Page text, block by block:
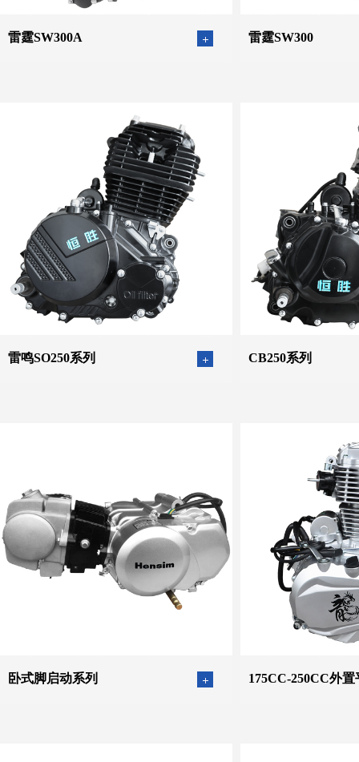
雷霆SW300A 雷霆SW300
雷鸣SO250系列 CB250系列
卧式脚启动系列 175CC-250CC外置